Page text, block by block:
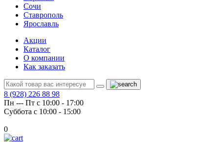
Сочи
Ставрополь
Ярославль
Акции
Каталог
О компании
Как заказать
8 (928) 226 88 98
Пн --- Пт с 10:00 - 17:00
Суббота с 10:00 - 15:00
0